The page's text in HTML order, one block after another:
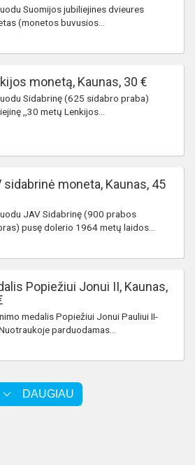
Suomijos jubiliejines dvieures
(monetos buvusios...
monetą, Kaunas, 30 €
Sidabrinę (625 sidabro praba)
,,30 metų Lenkijos...
sidabrinė moneta, Kaunas, 45
JAV Sidabrinę (900 prabos
pusę dolerio 1964 metų laidos...
Popiežiui Jonui II, Kaunas,
medalis Popiežiui Jonui Pauliui II-
parduodamas...
DAUGIAU